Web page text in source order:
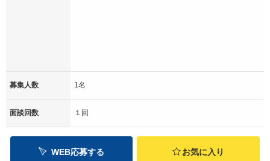
募集人数 1名
面談回数 １回
WEB応募する お気に入り